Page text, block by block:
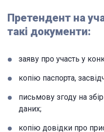
Претендент на
такі документи:
заяву про участь у
копію паспорта,
письмову згоду на
даних;
копію довідки про